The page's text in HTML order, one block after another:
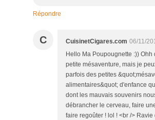
Répondre
C CuisinetCigares.com 06/11/
Hello Ma Poupougnette :)) Ohh
petite mésaventure, mais je
parfois des petites
alimentaires&quot; d'enfance
dont les mauvais souvenirs
débrancher le cerveau, faire
faire regoûter ! lol ! <br />